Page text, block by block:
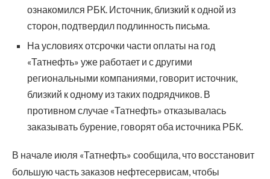
ознакомился РБК. Источник, близкий к одной из
сторон, подтвердил подлинность письма.
На условиях отсрочки части оплаты на год
«Татнефть» уже работает и с другими
региональными компаниями, говорит источник,
близкий к одному из таких подрядчиков. В
противном случае «Татнефть» отказывалась
заказывать бурение, говорят оба источника РБК.
В начале июля «Татнефть» сообщила, что восстановит
большую часть заказов нефтесервисам, чтобы